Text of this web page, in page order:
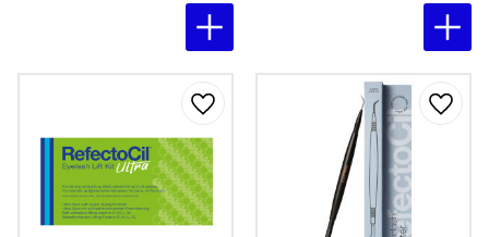
Gem som favorit Gem